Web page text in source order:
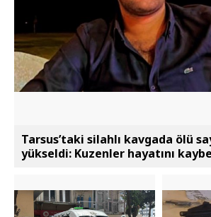
Tarsus’taki silahlı kavgada ölü
yükseldi: Kuzenler hayatını